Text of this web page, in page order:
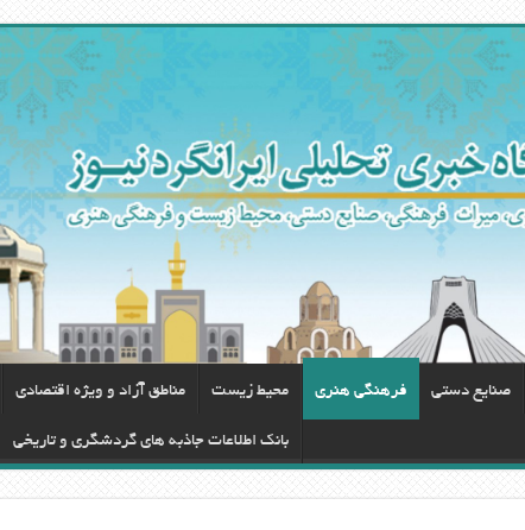
صنایع دستی فرهنگی هنری محيط زيست مناطق آزاد و ویژه اقتصادی
بانک اطلاعات جاذبه های گردشگری و تاریخی